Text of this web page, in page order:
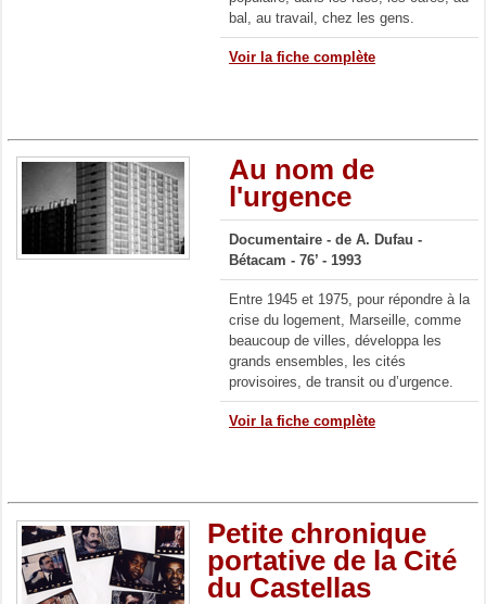
bal, au travail, chez les gens.
Voir la fiche complète
Au nom de
l'urgence
Documentaire - de A. Dufau -
Bétacam - 76’ - 1993
Entre 1945 et 1975, pour répondre à la
crise du logement, Marseille, comme
beaucoup de villes, développa les
grands ensembles, les cités
provisoires, de transit ou d’urgence.
Voir la fiche complète
Petite chronique
portative de la Cité
du Castellas